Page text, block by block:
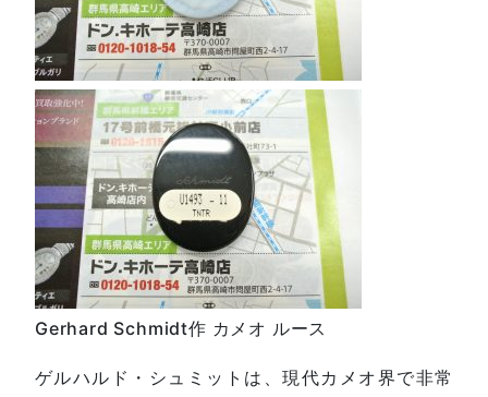
Gerhard Schmidt作 カメオ ルース
ゲルハルド・シュミットは、現代カメオ界で非常